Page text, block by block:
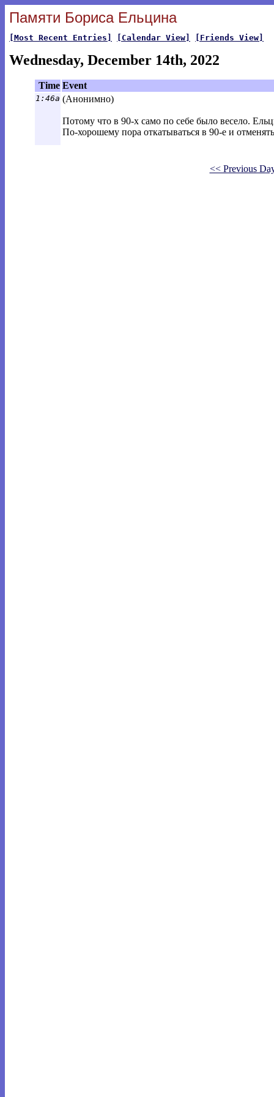
Памяти Бориса Ельцина
[Most Recent Entries] [Calendar View] [Friends View]
Wednesday, December 14th, 2022
Time Event
1:46a (Анонимно)
Потому что в 90-х само по себе было весело.
По-хорошему пора откатываться в 90-е и
<< Previous